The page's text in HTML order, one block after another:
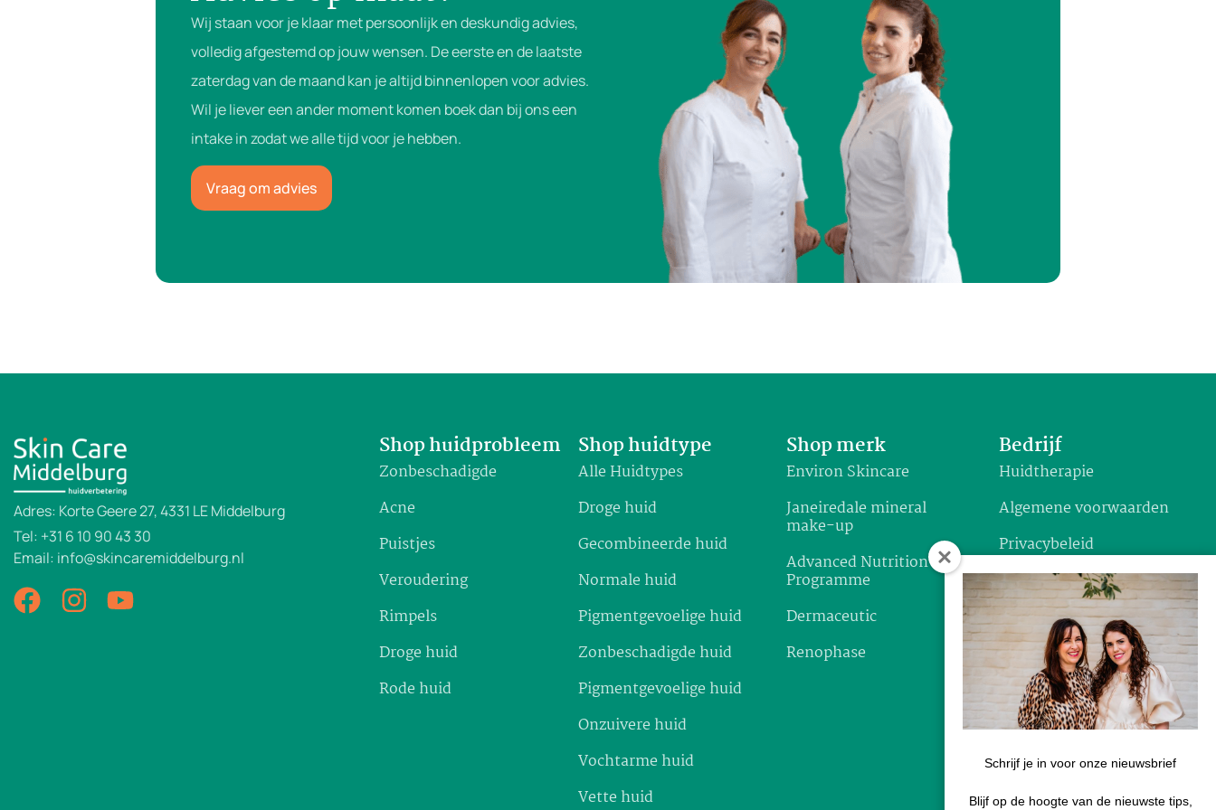
Wij staan voor je klaar met persoonlijk en deskundig advies,
volledig afgestemd op jouw wensen. De eerste en de laatste
zaterdag van de maand kan je altijd binnenlopen voor advies.
Wil je liever een ander moment komen boek dan bij ons een
intake in zodat we alle tijd voor je hebben.
Vraag om advies
Adres: Korte Geere 27, 4331 LE Middelburg
Tel: +31 6 10 90 43 30
Email: info@skincaremiddelburg.nl
Shop huidprobleem
Zonbeschadigde
Acne
Puistjes
Veroudering
Rimpels
Droge huid
Rode huid
Shop huidtype
Alle Huidtypes
Droge huid
Gecombineerde huid
Normale huid
Pigmentgevoelige huid
Zonbeschadigde huid
Pigmentgevoelige huid
Onzuivere huid
Vochtarme huid
Vette huid
Shop merk
Environ Skincare
Janeiredale mineral
make-up
Advanced Nutrition
Programme
Dermaceutic
Renophase
Bedrijf
Huidtherapie
Algemene voorwaarden
Privacybeleid
Garantie & klachten
Verzenden & retourneren
Disclaimer
Schrijf je in voor onze nieuwsbrief
Blijf op de hoogte van de nieuwste tips,